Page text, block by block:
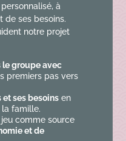
à
de ses besoins.
notre projet
le groupe avec
premiers pas vers
et ses besoinsen
famille.
comme source
et de